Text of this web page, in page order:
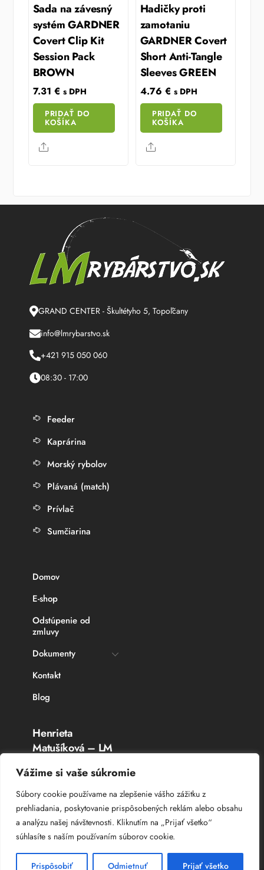
Vážime si vaše súkromie
Súbory cookie používame na zlepšenie vášho zážitku z
prehliadania, poskytovanie prispôsobených reklám alebo obsahu
a analýzu našej návštevnosti. Kliknutím na „Prijať všetko“
súhlasíte s naším používaním súborov cookie.
Prispôsobiť Odmietnuť Prijať všetko
Sada na závesný
systém GARDNER
Covert Clip Kit
Session Pack
BROWN
7.31 € s DPH
PRIDAŤ DO
KOŠÍKA
Share
Hadičky proti
zamotaniu
GARDNER Covert
Short Anti-Tangle
Sleeves GREEN
4.76 € s DPH
PRIDAŤ DO
KOŠÍKA
Share
GRAND CENTER - Škultétyho 5, Topoľčany
info@lmrybarstvo.sk
+421 915 050 060
08:30 - 17:00
Feeder
Kaprárina
Morský rybolov
Plávaná (match)
Prívlač
Sumčiarina
Domov
E-shop
Odstúpenie od
zmluvy
Dokumenty
Kontakt
Blog
Henrieta
Matušíková – LM
Rybárske potreby
Topoľčany
IČO: 336 764 53
DIČ: 102 044 8385